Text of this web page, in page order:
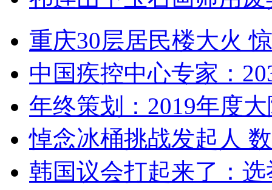
重庆30层居民楼大火
中国疾控中心专家：
年终策划：2019年度
悼念冰桶挑战发起人
韩国议会打起来了：